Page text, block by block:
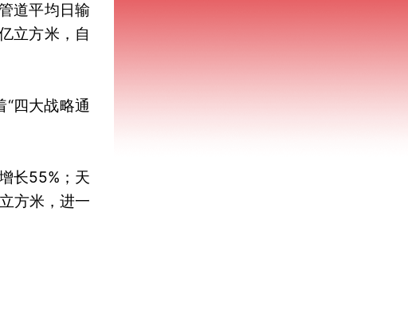
道平均日输
立方米，自
四大战略通
长55%；天
方米，进一